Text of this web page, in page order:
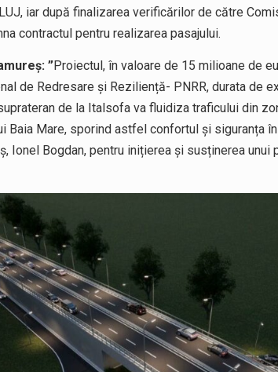
iar după finalizarea verificărilor de către
contractul pentru realizarea pasajului.
”Proiectul, în valoare de 15 milioane de
de Redresare și Reziliență- PNRR, durata de
de la Italsofa va fluidiza traficului din
Baia Mare, sporind astfel confortul și siguranța
Ionel Bogdan, pentru inițierea și susținerea unui